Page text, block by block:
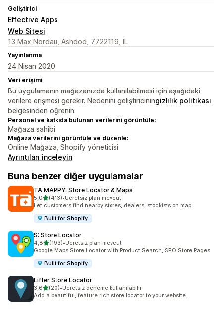
Geliştirici
Effective Apps
Web Sitesi
13 Max Nordau, Ashdod, 7722119, IL
Yayınlanma
24 Nisan 2020
Veri erişimi
Bu uygulamanın mağazanızda kullanılabilmesi için aşağıdaki
verilere erişmesi gerekir. Nedenini geliştiriciningizlilik politikası
belgesinden öğrenin.
Personel ve katkıda bulunan verilerini görüntüle:
Mağaza sahibi
Mağaza verilerini görüntüle ve düzenle:
Online Mağaza, Shopify yöneticisi
Ayrıntıları inceleyin
Buna benzer diğer uygulamalar
TA MAPPY: Store Locator & Maps
5,05 yıldız üzerinden
(413)
toplam 413 değerlendirme
•Ücretsiz plan mevcut
Let customers find nearby stores, dealers, stockists on map
Built for Shopify
S: Store Locator
4,85 yıldız üzerinden
(193)
toplam 193 değerlendirme
•Ücretsiz plan mevcut
Google Maps Store Locator with Product Search, SEO Store Pages
Built for Shopify
Lifter Store Locator
3,65 yıldız üzerinden
(20)
toplam 20 değerlendirme
•Ücretsiz deneme kullanılabilir
Add a beautiful, feature rich store locator to your website.